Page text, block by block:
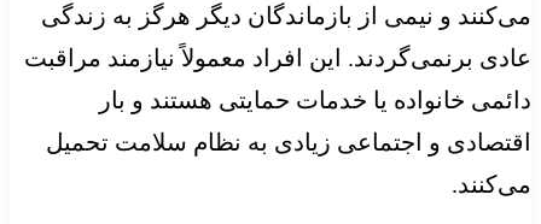
می‌کنند و نیمی از بازماندگان دیگر هرگز به زندگی
عادی برنمی‌گردند. این افراد معمولاً نیازمند مراقبت
دائمی خانواده یا خدمات حمایتی هستند و بار
اقتصادی و اجتماعی زیادی به نظام سلامت تحمیل
می‌کنند.